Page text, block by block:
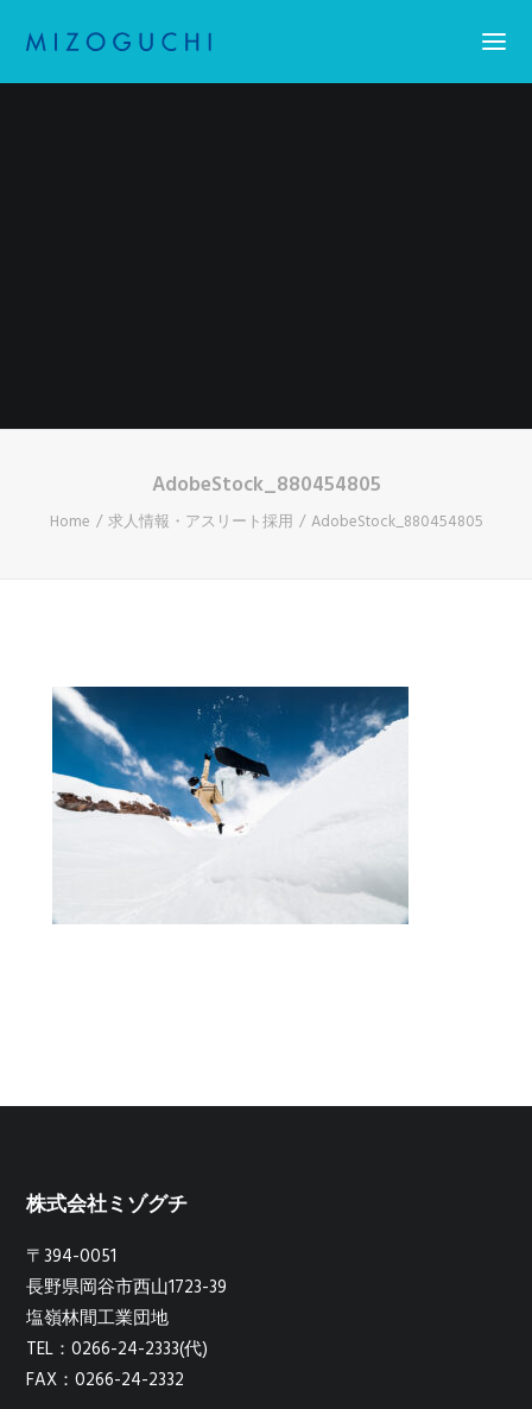
AdobeStock_880454805
Home 求人情報・アスリート採用 AdobeStock_880454805
株式会社ミゾグチ
〒394-0051
長野県岡谷市西山1723-39
塩嶺林間工業団地
TEL：0266-24-2333(代)
FAX：0266-24-2332